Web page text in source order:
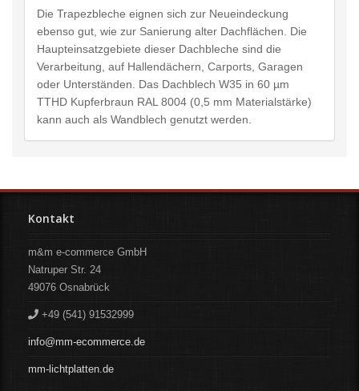
Die Trapezbleche eignen sich zur Neueindeckung
ebenso gut, wie zur Sanierung alter Dachflächen. Die
Haupteinsatzgebiete dieser Dachbleche sind die
Verarbeitung, auf Hallendächern, Carports, Garagen
oder Unterständen. Das Dachblech W35 in 60 µm
TTHD Kupferbraun RAL 8004 (0,5 mm Materialstärke)
kann auch als Wandblech genutzt werden.
Kontakt
m&m e-commerce GmbH
Natruper Str. 24
49076 Osnabrück
+49 (541) 91532999
info@mm-ecommerce.de
mm-lichtplatten.de